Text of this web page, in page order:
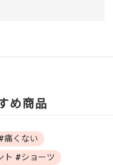
め商品
痛くない
ト #ショーツ